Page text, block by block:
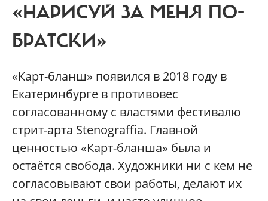
«НАРИСУЙ ЗА МЕНЯ ПО-
БРАТСКИ»
«Карт-бланш» появился в 2018 году в
Екатеринбурге в противовес
согласованному с властями фестивалю
стрит-арта Stenograffia. Главной
ценностью «Карт-бланша» была и
остаётся свобода. Художники ни с кем не
согласовывают свои работы, делают их